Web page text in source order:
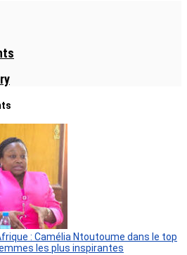
: Camélia Ntoutoume dans le top
les plus inspirantes